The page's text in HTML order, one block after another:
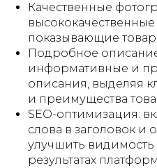
Качественные
показывающие
Подробное
информативные и
описания, выделяя
и преимущества
SEO-оптимизация:
слова в заголовок и
улучшить
результатах